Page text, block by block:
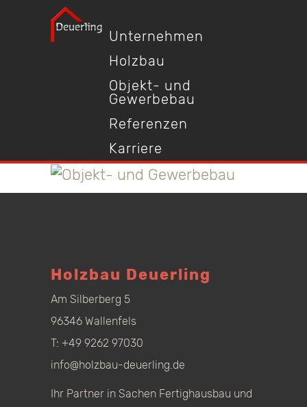
Unternehmen
Holzbau
Objekt- und
Gewerbebau
Referenzen
Karriere
Holzbau Deuerling
Am Silberberg 5
96346 Wallenfels
T: +49 9262 97030
info@holzbau-deuerling.de
Ihr Partner in Sachen Fertighausbau und